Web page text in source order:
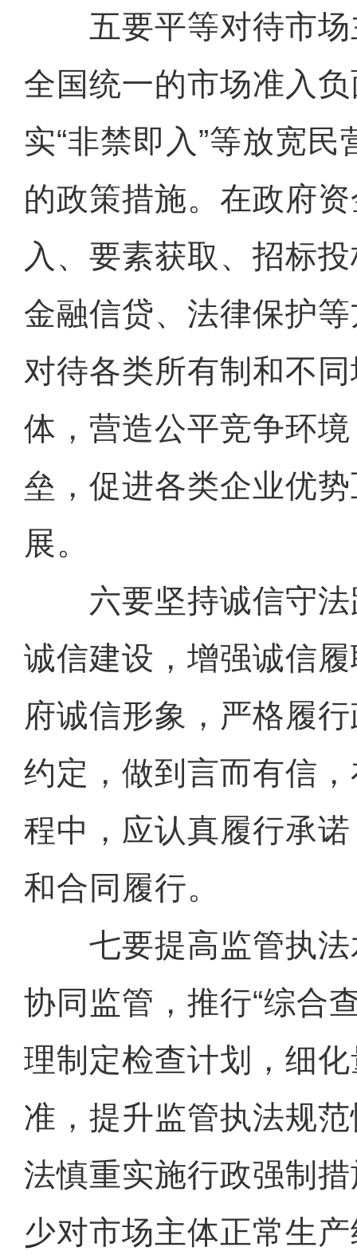
五要平等对待市场
全国统一的市场准入
实“非禁即入”等放宽
的政策措施。在政府
入、要素获取、招标
金融信贷、法律保护
对待各类所有制和不
体，营造公平竞争环
垒，促进各类企业优
展。
六要坚持诚信守法
诚信建设，增强诚信
府诚信形象，严格履
约定，做到言而有信
程中，应认真履行承
和合同履行。
七要提高监管执法
协同监管，推行“综合
理制定检查计划，细
准，提升监管执法规
法慎重实施行政强制
少对市场主体正常生